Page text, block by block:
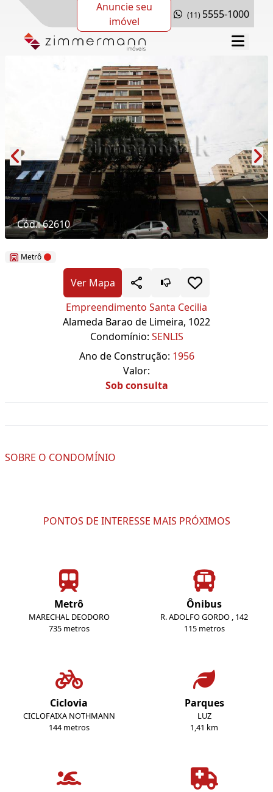
Anuncie seu
imóvel
(11) 5555-1000
Cód.: 62610
Metrô
Ver Mapa
Empreendimento Santa Cecilia
Alameda Barao de Limeira, 1022
Condomínio: SENLIS
Ano de Construção: 1956
Valor:
Sob consulta
SOBRE O CONDOMÍNIO
PONTOS DE INTERESSE MAIS PRÓXIMOS
Metrô
MARECHAL DEODORO
735 metros
Ônibus
R. ADOLFO GORDO , 142
115 metros
Ciclovia
CICLOFAIXA NOTHMANN
144 metros
Parques
LUZ
1,41 km